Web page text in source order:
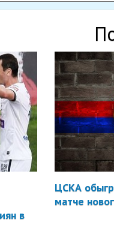
в
ЦСКА
матче